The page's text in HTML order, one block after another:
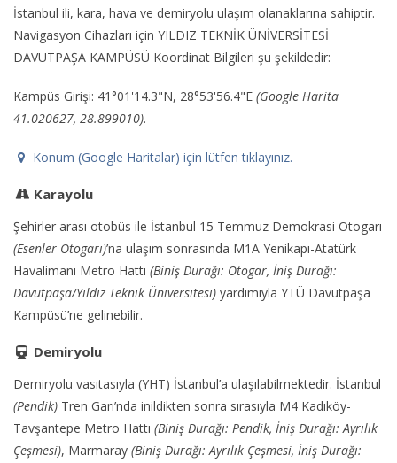
Toplantı Takvimi
Duyurular
Kayıt İşlemleri
Davetli Konuşmacılar
Bildiri Konuları
Bildiriler Kitabı
Sponsorlar
Toplantı Yeri
Konaklama
Teknik Program
Sosyal Program
İstanbul ili, kara, hava ve demiryolu ulaşım olanaklarına sahiptir.
Navigasyon Cihazları için YILDIZ TEKNİK ÜNİVERSİTESİ
DAVUTPAŞA KAMPÜSÜ Koordinat Bilgileri şu şekildedir:
Kampüs Girişi: 41°01'14.3"N, 28°53'56.4"E (Google Harita
41.020627, 28.899010).
Konum (Google Haritalar) için lütfen tıklayınız.
Karayolu
Şehirler arası otobüs ile İstanbul 15 Temmuz Demokrasi Otogarı
(Esenler Otogarı)’na ulaşım sonrasında M1A Yenikapı-Atatürk
Havalimanı Metro Hattı (Biniş Durağı: Otogar, İniş Durağı:
Davutpaşa/Yıldız Teknik Üniversitesi) yardımıyla YTÜ Davutpaşa
Kampüsü’ne gelinebilir.
Demiryolu
Demiryolu vasıtasıyla (YHT) İstanbul’a ulaşılabilmektedir. İstanbul
(Pendik) Tren Garı’nda inildikten sonra sırasıyla M4 Kadıköy-
Tavşantepe Metro Hattı (Biniş Durağı: Pendik, İniş Durağı: Ayrılık
Çeşmesi), Marmaray (Biniş Durağı: Ayrılık Çeşmesi, İniş Durağı: